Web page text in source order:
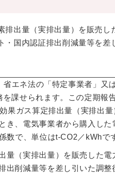
排出量（実排出量）を販売し
・国内認証排出削減量等を差
エネ法の「特定事業者」又
課せられます。この定期報
果ガス算定排出量（実排出
き、電気事業者から購入した
数で、単位はt-CO2／kWhで
量（実排出量）を販売した電
出削減量等を差し引いた調整